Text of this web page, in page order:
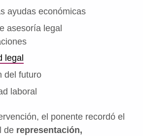
ayudas económicas
asesoría legal
legal
del futuro
laboral
el ponente recordó el
de representación,